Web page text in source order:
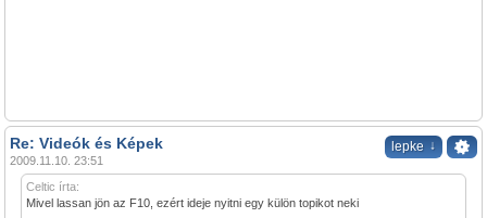
lepke ↓
Re: Videók és Képek
2009.11.10. 23:51
Celtic írta:
Mivel lassan jön az F10, ezért ideje nyitni egy külön topikot neki